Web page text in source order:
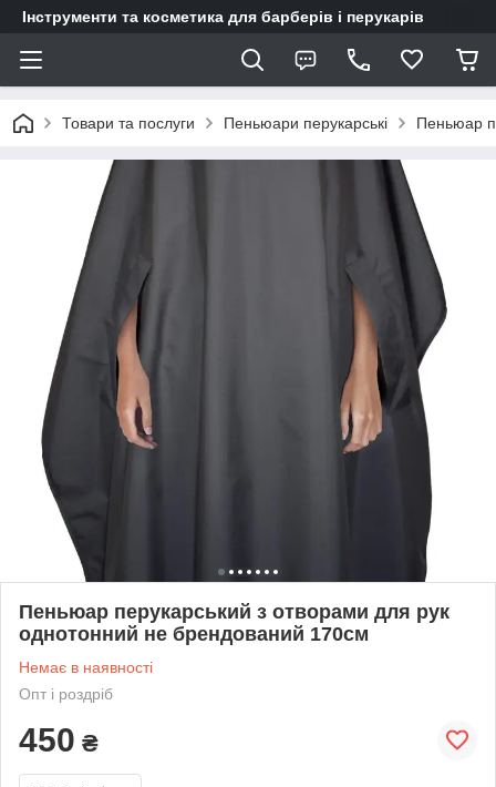
Інструменти та косметика для барберів і перукарів
Товари та послуги Пеньюари перукарські Пеньюар
Пеньюар перукарський з отворами для рук
однотонний не брендований 170см
Немає в наявності
Опт і роздріб
450 ₴